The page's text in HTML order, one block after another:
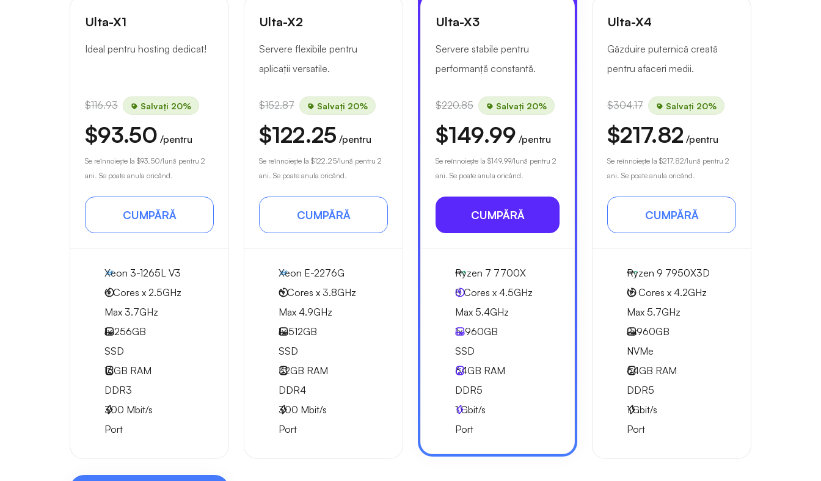
Ulta-X1
Ideal pentru hosting dedicat!
$116.93 Salvați 20%
$93.50 /pentru
Se reînnoiește la $93.50/lună pentru 2
ani. Se poate anula oricând.
CUMPĂRĂ
Xeon 3-1265L V3
4 Cores x 2.5GHz
Max 3.7GHz
1x256GB
SSD
16GB RAM
DDR3
300 Mbit/s
Port
Ulta-X2
Servere flexibile pentru
aplicații versatile.
$152.87 Salvați 20%
$122.25 /pentru
Se reînnoiește la $122.25/lună pentru 2
ani. Se poate anula oricând.
CUMPĂRĂ
Xeon E-2276G
6 Cores x 3.8GHz
Max 4.9GHz
1x512GB
SSD
32GB RAM
DDR4
300 Mbit/s
Port
Ulta-X3
Servere stabile pentru
performanță constantă.
$220.85 Salvați 20%
$149.99 /pentru
Se reînnoiește la $149.99/lună pentru 2
ani. Se poate anula oricând.
CUMPĂRĂ
Ryzen 7 7700X
8 Cores x 4.5GHz
Max 5.4GHz
1x960GB
SSD
64GB RAM
DDR5
1Gbit/s
Port
Ulta-X4
Găzduire puternică creată
pentru afaceri medii.
$304.17 Salvați 20%
$217.82 /pentru
Se reînnoiește la $217.82/lună pentru 2
ani. Se poate anula oricând.
CUMPĂRĂ
Ryzen 9 7950X3D
16 Cores x 4.2GHz
Max 5.7GHz
2x960GB
NVMe
64GB RAM
DDR5
1Gbit/s
Port